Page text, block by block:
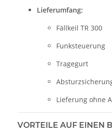
Lieferumfang:
Fällkeil TR 300
Funksteuerung
Tragegurt
Lieferung ohne
VORTEILE AUF EINEN